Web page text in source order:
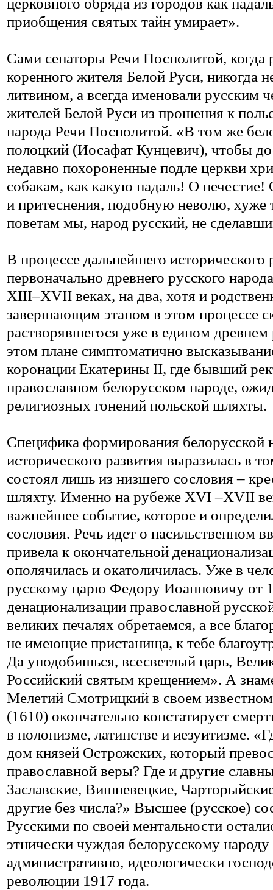
приобщения святых тайн умирает».
Сами сенаторы Речи Посполитой,
коренного жителя Белой Руси, никогда
литвином, а всегда именовали русским
жителей Белой Руси из прошения к
народа Речи Посполитой. «В том же
полоцкий (Иосафат Кунцевич), чтобы
недавно похороненные подле церкви
собакам, как какую падаль! О
и притеснения, подобную неволю, хуже
поветам мы, народ русский, не
В процессе дальнейшего
первоначально древнего русского
XIII–XVII веках, на два, хотя и
завершающим этапом в этом процессе
растворявшегося уже в едином
этом плане симптоматично
коронации Екатерины II, где бывший
православном белорусском народе,
религиозных гонений польской шляхты.
Специфика формирования белорусской
исторического развития выразилась в
состоял лишь из низшего сословия –
шляхту. Именно на рубеже XVI –XVII
важнейшее событие, которое и
сословия. Речь идет о насильственном
привела к окончательной
ополячилась и окатоличилась. Уже в
русскому царю Федору Иоанновичу от
денационализации православной
великих печалях обретаемся, а все
не имеющие пристанища, к тебе
Да уподобишься, всесветлый царь,
Российский святым крещением». А
Мелетий Смотрицкий в своем
(1610) окончательно констатирует
в полонизме, латинстве и иезуитизме.
дом князей Острожских, который
православной веры? Где и другие
Заславские, Вишневецкие,
другие без числа?» Высшее (русское)
Русскими по своей ментальности
этнически чуждая белорусскому
административно, идеологически
революции 1917 года.